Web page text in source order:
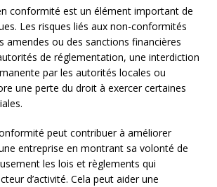
conformité est un élément important de
Les risques liés aux non-conformités
amendes ou des sanctions financières
de réglementation, une interdiction
par les autorités locales ou
une perte du droit à exercer certaines
peut contribuer à améliorer
entreprise en montrant sa volonté de
les lois et règlements qui
d’activité. Cela peut aider une